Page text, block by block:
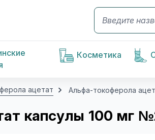
Косметика
ацетат Альфа-токоферола
капсулы 100 мг